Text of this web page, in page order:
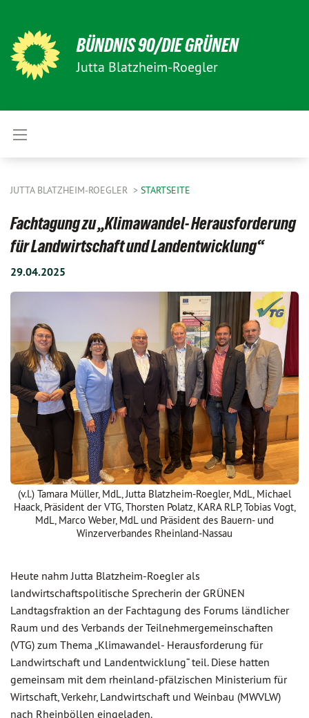
BÜNDNIS 90/DIE GRÜNEN
Jutta Blatzheim-Roegler
JUTTA BLATZHEIM-ROEGLER STARTSEITE
Fachtagung zu „Klimawandel- Herausforderung
für Landwirtschaft und Landentwicklung“
29.04.2025
(v.l.) Tamara Müller, MdL, Jutta Blatzheim-Roegler, MdL, Michael
Haack, Präsident der VTG, Thorsten Polatz, KARA RLP, Tobias Vogt,
MdL, Marco Weber, MdL und Präsident des Bauern- und
Winzerverbandes Rheinland-Nassau
Heute nahm Jutta Blatzheim-Roegler als
landwirtschaftspolitische Sprecherin der GRÜNEN
Landtagsfraktion an der Fachtagung des Forums ländlicher
Raum und des Verbands der Teilnehmergemeinschaften
(VTG) zum Thema „Klimawandel- Herausforderung für
Landwirtschaft und Landentwicklung“ teil. Diese hatten
gemeinsam mit dem rheinland-pfälzischen Ministerium für
Wirtschaft, Verkehr, Landwirtschaft und Weinbau (MWVLW)
nach Rheinböllen eingeladen.